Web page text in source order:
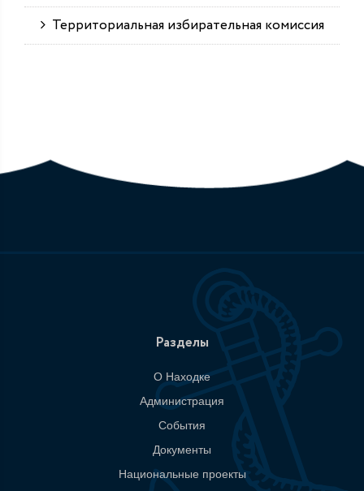
Территориальная избирательная комиссия
Разделы
О Находке
Администрация
События
Документы
Национальные проекты